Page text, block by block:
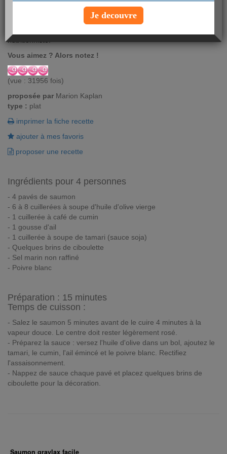
nutritionniste.
Vous aimez ? Alors notez !
(vue : 31956 fois)
proposée par Marion Kaplan
type : plat
imprimer la fiche recette
ajouter à mes favoris
proposer une recette
Ingrédients pour 4 personnes
- 4 pavés de saumon
- 6 à 8 cuillerées à soupe d'huile d'olive vierge
- 1 cuillerée à café de cumin
- 1 gousse d'ail
- 1 cuillerée à soupe de tamari (sauce soja)
- Quelques brins de ciboulette
- Sel marin non raffiné
- Poivre blanc
Préparation : 15 minutes
Temps de cuisson :
- Salez le saumon 5 minutes avant de le cuire 4 minutes à la
vapeur douce. Le centre doit rester légèrement rosé.
- Préparez la sauce : versez l'huile d'olive dans un bol, ajoutez le
tamari, le cumin, l'ail émincé et le poivre blanc. Rectifiez
l'assaisonnement.
- Nappez de sauce chaque pavé et placez quelques brins de
ciboulette pour la décoration.
Saumon gravlax facile
Je decouvre